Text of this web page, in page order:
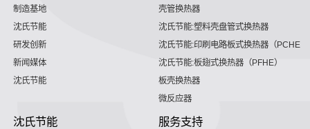
制造基地
沈氏节能
研发创新
新闻媒体
沈氏节能
壳管换热器
沈氏节能:塑料壳盘管式换热器
沈氏节能:印刷电路板式换热器（PCHE）
沈氏节能:板翅式换热器（PFHE）
板壳换热器
微反应器
沈氏节能 服务支持